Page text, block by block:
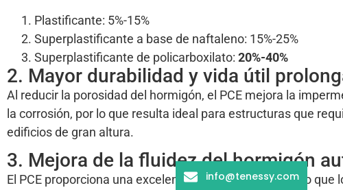
Plastificante: 5%-15%
Superplastificante a base de naftaleno: 15%-25%
Superplastificante de policarboxilato: 20%-40%
2. Mayor durabilidad y vida útil
Al reducir la porosidad del hormigón, el PCE mejora la
la corrosión, por lo que resulta ideal para estructuras que
edificios de gran altura.
3. Mejora de la fluidez del hormigón
El PCE proporciona una excelente fluidez y dispersión, lo
info@tenessy.com